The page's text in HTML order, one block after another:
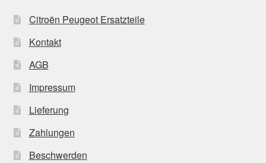
Citroën Peugeot Ersatzteile
Kontakt
AGB
Impressum
Lieferung
Zahlungen
Beschwerden